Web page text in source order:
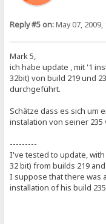
Reply #5 on:May 07, 2009,
Mark 5,
ich habe update , mit '1
32bit) von build 219 und
durchgeführt.
Schätze dass es sich um
instalation von seiner
---------
I've tested to update,
32 bit) from builds 219
I suppose that there was
installation of his build